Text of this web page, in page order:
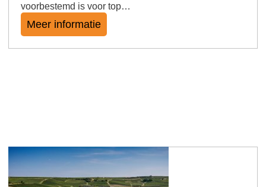
voorbestemd is voor top…
Meer informatie